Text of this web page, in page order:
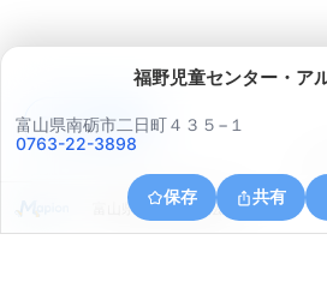
福野児童センター・ア
富山県南砺市二日町４３５−１
0763-22-3898
保存 共有
富山県小矢部市興法寺
アプリで見る